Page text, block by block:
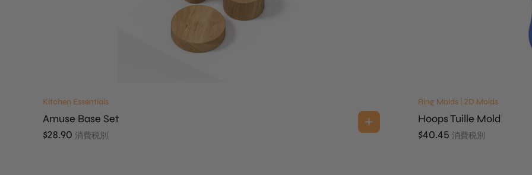
Kitchen Essentials
Amuse Base Set
$28.90 消費税別
Ring Molds | 2D Molds
Hoops Tuille Mold
$40.45 消費税別